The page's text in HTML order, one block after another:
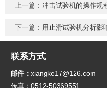
上一篇：冲击试验机的操作规
下一篇： 用止滑试验机分析影
联系方式
邮件：xiangke17@126.com
传真：0512-50369551